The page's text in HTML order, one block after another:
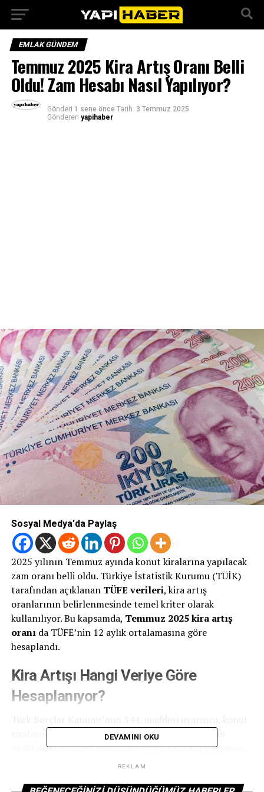
EMLAK GÜNDEM
Temmuz 2025 Kira Artış Oranı Belli
Oldu! Zam Hesabı Nasıl Yapılıyor?
Gönderi 1 sene önce Tarih: 3 Temmuz 2025
Gönderen yapihaber
Sosyal Medya'da Paylaş
2025 yılının Temmuz ayında konut kiralarına yapılacak
zam oranı belli oldu. Türkiye İstatistik Kurumu (TÜİK)
tarafından açıklanan TÜFE verileri, kira artış
oranlarının belirlenmesinde temel kriter olarak
kullanılıyor. Bu kapsamda, Temmuz 2025 kira artış
oranıda TÜFE’nin 12 aylık ortalamasına göre
hesaplandı.
Kira Artışı Hangi Veriye Göre
Hesaplanıyor?
kiralarında yapılacak zam oranı,TÜİK tarafından
açıklanan 12 aylık ortalama TÜFE oranını geçemez
Bu yasal düzenleme sayesinde hem kiracıların hem de ev
DEVAMINI OKU
REKLAM